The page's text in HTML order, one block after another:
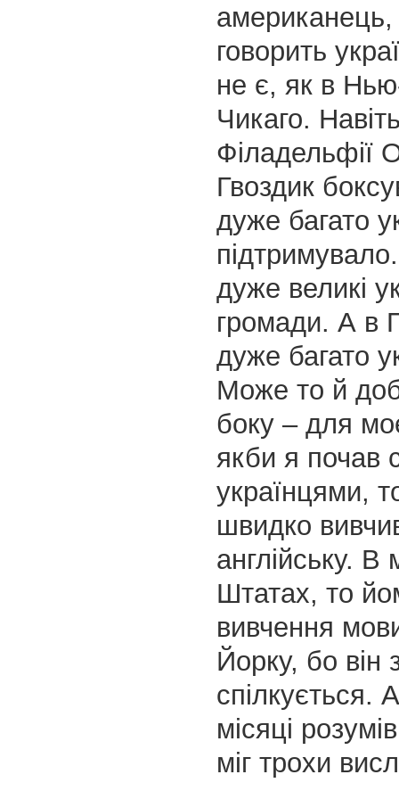
говорить
не є, як в
Чикаго.
Філадельфії
Гвоздик
дуже багато
дуже великі
громади. А в
дуже багато
Може то й
боку – для
якби я почав
українцями,
швидко
англійську. В
Штатах, то
вивчення
Йорку, бо він
спілкується.
місяці
міг трохи